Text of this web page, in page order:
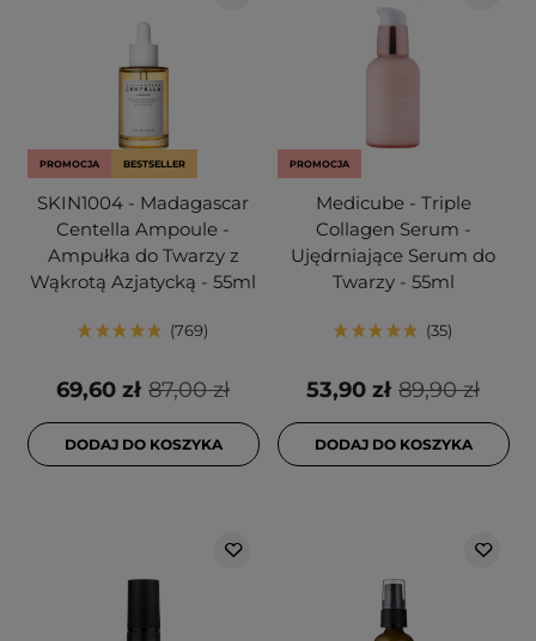
PROMOCJA BESTSELLER
SKIN1004 - Madagascar
Centella Ampoule -
Ampułka do Twarzy z
Wąkrotą Azjatycką - 55ml
769
87,00 zł
69,60 zł
DODAJ DO KOSZYKA
PROMOCJA
Medicube - Triple
Collagen Serum -
Ujędrniające Serum do
Twarzy - 55ml
35
89,90 zł
53,90 zł
DODAJ DO KOSZYKA